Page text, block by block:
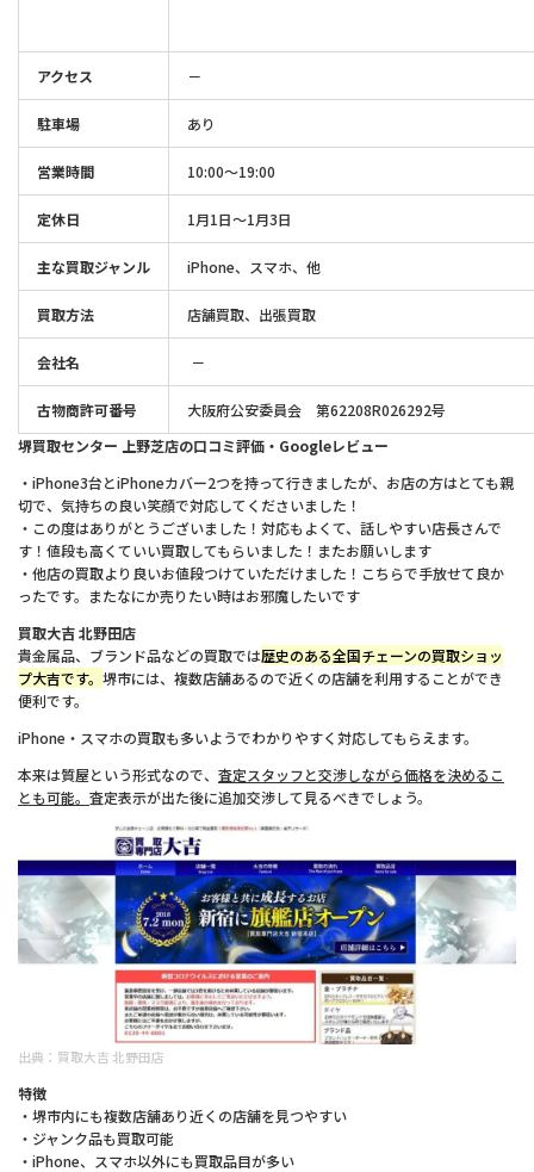
アクセス －
駐車場 あり
営業時間 10:00～19:00
定休日 1月1日～1月3日
主な買取ジャンル iPhone、スマホ、他
買取方法 店舗買取、出張買取
会社名 －
古物商許可番号
大阪府公安委員会 第62208R026292号
堺買取センター 上野芝店の口コミ評価・Googleレビュー
・iPhone3台とiPhoneカバー2つを持って行きましたが、お店の方はとても親
切で、気持ちの良い笑顔で対応してくださいました！
・この度はありがとうございました！対応もよくて、話しやすい店長さんで
す！値段も高くていい買取してもらいました！またお願いします
・他店の買取より良いお値段つけていただけました！こちらで手放せて良か
ったです。またなにか売りたい時はお邪魔したいです
買取大吉 北野田店
貴金属品、ブランド品などの買取では歴史のある全国チェーンの買取ショッ
プ大吉です。 堺市には、複数店舗あるので近くの店舗を利用することができ
便利です。
iPhone・スマホの買取も多いようでわかりやすく対応してもらえます。
本来は質屋という形式なので、 査定スタッフと交渉しながら価格を決めるこ
とも可能。 査定表示が出た後に追加交渉して見るべきでしょう。
出典： 買取大吉 北野田店
特徴
・堺市内にも複数店舗あり近くの店舗を見つやすい
・ジャンク品も買取可能
・iPhone、スマホ以外にも買取品目が多い